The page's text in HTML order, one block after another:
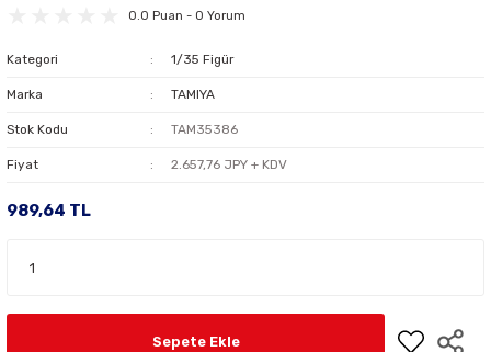
0.0 Puan - 0 Yorum
Kategori 1/35 Figür
Marka TAMIYA
Stok Kodu TAM35386
Fiyat 2.657,76 JPY + KDV
989,64 TL
Sepete Ekle